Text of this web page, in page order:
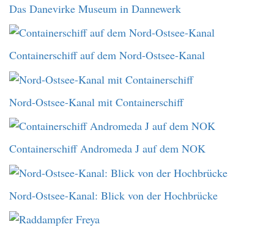
Das Danevirke Museum in Dannewerk
Containerschiff auf dem Nord-Ostsee-Kanal
Nord-Ostsee-Kanal mit Containerschiff
Containerschiff Andromeda J auf dem NOK
Nord-Ostsee-Kanal: Blick von der Hochbrücke